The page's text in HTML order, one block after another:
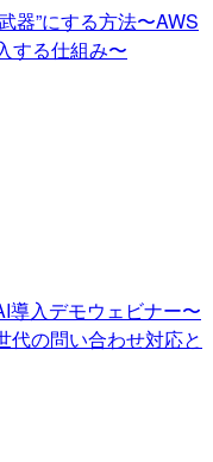
器”にする方法〜AWS
する仕組み〜
導入デモウェビナー〜
代の問い合わせ対応と